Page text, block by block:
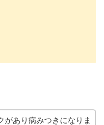
があり病みつきになりま